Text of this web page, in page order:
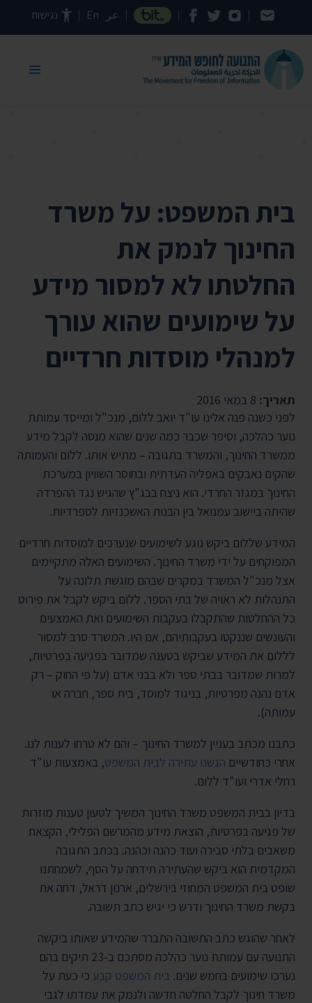
דילוג לתוכן העמוד عر En נגישות
בית המשפט: על משרד
החינוך לנמק את
החלטתו לא למסור מידע
על שימועים שהוא עורך
למנהלי מוסדות חרדיים
תאריך:
לפני כשנה פנה אלינו עו"ד יואב ללום, מנכ"ל ומייסד עמותת
נוער כהלכה, וסיפר שכבר כמה שנים שהוא מנסה לקבל מידע
ממשרד החינוך, והמשרד בתגובה – מתיש אותו. ללום והעמותה
שהקים נאבקים באפליה העדתית ובחוסר השוויון במערכת
החינוך במגזר החרדי. הוא ניצח בבג"ץ שהגיש נגד ההפרדה
שהיתה ביישוב עמנואל בין הבנות האשכנזיות לספרדיות.
המידע שללום ביקש נוגע לשימועים שנערכים למוסדות חרדיים
המפוקחים על ידי משרד החינוך. השימועים האלה מתקיימים
אצל מנכ"ל המשרד במקרים שבהם מוגשת תלונה על
התנהלות לא ראויה של בתי הספר. ללום ביקש לקבל את פירוט
כל ההחלטות שהתקבלו בעקבות השימועים ואת האמצעים
והעונשים שננקטו בעקבותיהם, אם היו. המשרד סרב למסור
לללום את המידע שביקש בטענה שמדובר בפגיעה בפרטיות,
למרות שמדובר בבתי ספר ולא בבני אדם (על פי החוק – רק
אדם נהנה מפרטיות, בניגוד למוסד, בית ספר, חברה או
עמותה).
כתבנו מכתב בעניין למשרד החינוך – והם לא טרחו לענות לנו.
אחרי כחודשיים הגשנו עתירה לבית המשפט, באמצעות עו"ד
רחלי אדרי ועו"ד ללום.
בדיון בבית המשפט משרד החינוך המשיך לטעון טענות מוזרות
של פגיעה בפרטיות, הוצאת מידע מהמרשם הפלילי, הקצאת
משאבים בלתי סבירה ועוד כהנה וכהנה. בכתב התגובה
המקדמית הוא ביקש שהעתירה תידחה על הסף, לשמחתנו
שופט בית המשפט המחוזי בירשלים, ארנון דראל, דחה את
בקשת משרד החינוך ודרש כי יגיש כתב תשובה.
לאחר שהוגש כתב התשובה התברר שהמידע שאותו ביקשה
התנועה עם עמותת נוער כהלכה מסתכם ב-23 תיקים בהם
נערכו שימועים בחמש שנים. בית המשפט קבע כי כעת על
משרד חינוך לקבל החלטה חדשה ולנמק את עמדתו לגבי